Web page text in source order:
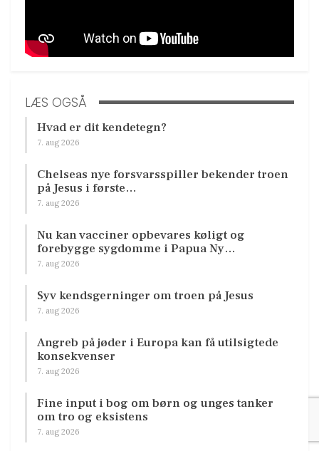
LÆS OGSÅ
Hvad er dit kendetegn?
7. aug 2026
Chelseas nye forsvarsspiller bekender troen
på Jesus i første…
7. aug 2026
Nu kan vacciner opbevares køligt og
forebygge sygdomme i Papua Ny…
7. aug 2026
Syv kendsgerninger om troen på Jesus
7. aug 2026
Angreb på jøder i Europa kan få utilsigtede
konsekvenser
7. aug 2026
Fine input i bog om børn og unges tanker
om tro og eksistens
7. aug 2026